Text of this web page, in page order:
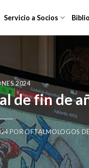
Servicio a Socios
2024
de fin de
POROFTALMOLOGOS